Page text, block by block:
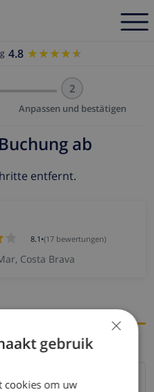
4.8 ★★★★★
★★★★★
2
Anpassen und bestätigen
ab
entfernt.
8.1 •(17 bewertungen)
Costa Brava
×
gebruik
cookies om uw